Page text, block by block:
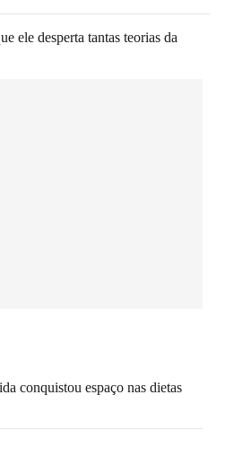
ele desperta tantas teorias da
conquistou espaço nas dietas